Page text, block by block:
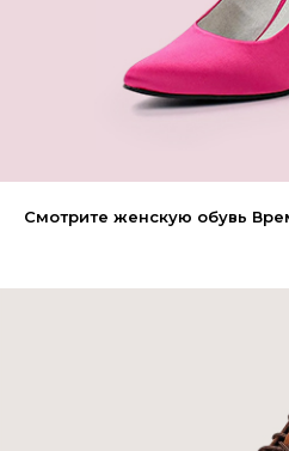
Смотрите женскую обувь